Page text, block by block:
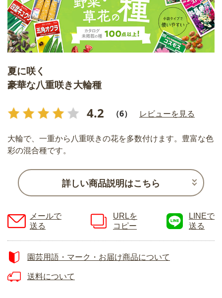
夏に咲く
豪華な八重咲き大輪種
4.2 （6） レビューを見る
大輪で、一重から八重咲きの花を多数付けます。豊富な色
彩の混合種です。
詳しい商品説明はこちら
メールで
送る
URLを
コピー
LINEで
送る
園芸用語・マーク・お届け商品について
送料について